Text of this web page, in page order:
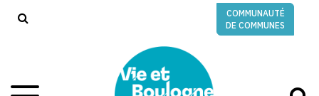
COMMUNAUTÉ
DE COMMUNES
Aller